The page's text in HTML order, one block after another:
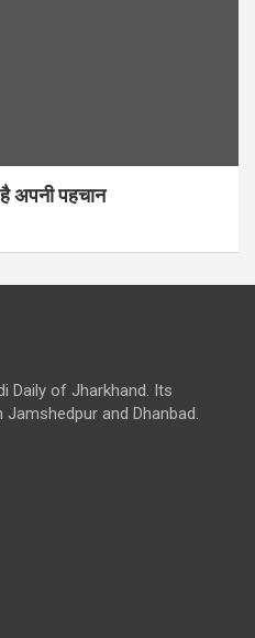
अपनी पहचान
Daily of Jharkhand. Its
and Dhanbad.